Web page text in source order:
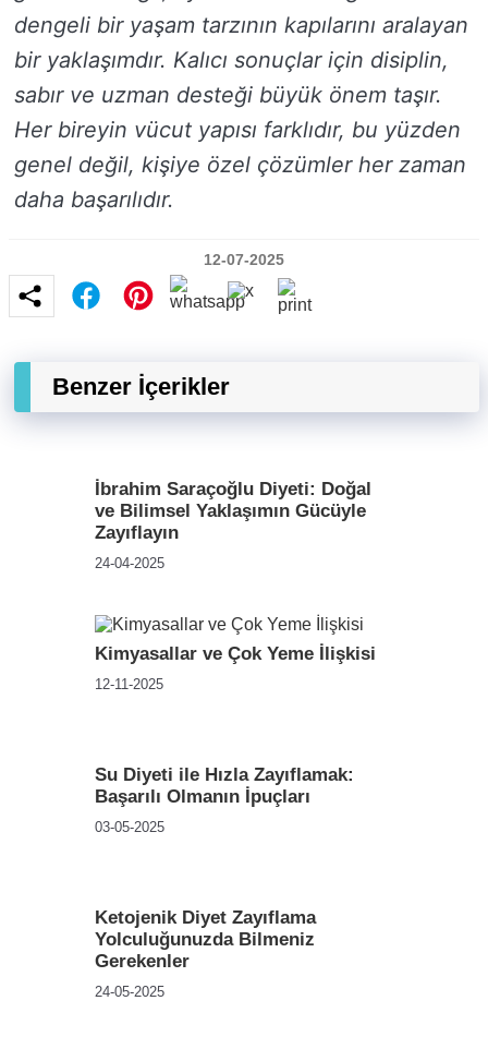
dengeli bir yaşam tarzının kapılarını aralayan
bir yaklaşımdır. Kalıcı sonuçlar için disiplin,
sabır ve uzman desteği büyük önem taşır.
Her bireyin vücut yapısı farklıdır, bu yüzden
genel değil, kişiye özel çözümler her zaman
daha başarılıdır.
12-07-2025
Benzer İçerikler
İbrahim Saraçoğlu Diyeti: Doğal
ve Bilimsel Yaklaşımın Gücüyle
Zayıflayın
24-04-2025
Kimyasallar ve Çok Yeme İlişkisi
12-11-2025
Su Diyeti ile Hızla Zayıflamak:
Başarılı Olmanın İpuçları
03-05-2025
Ketojenik Diyet Zayıflama
Yolculuğunuzda Bilmeniz
Gerekenler
24-05-2025